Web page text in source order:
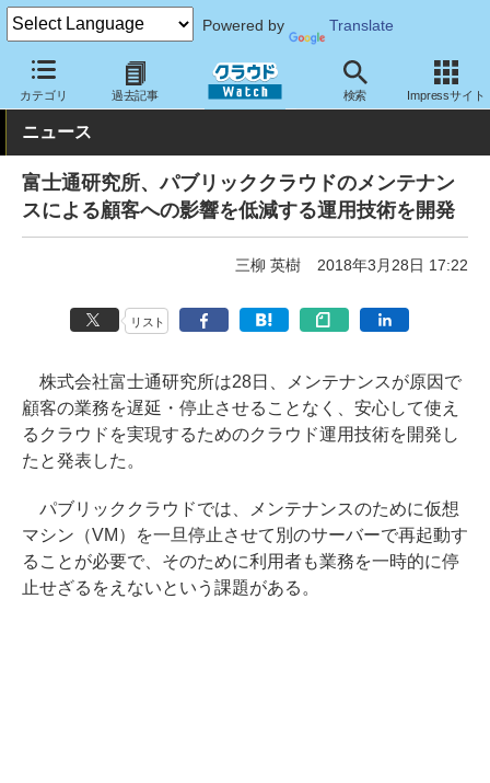
Powered by Translate
カテゴリ 過去記事 検索 Impressサイト
クラウド Watch トピック 研究開発
ニュース
富士通研究所、パブリッククラウドのメンテナン
スによる顧客への影響を低減する運用技術を開発
三柳 英樹 2018年3月28日 17:22
リスト
株式会社富士通研究所は28日、メンテナンスが原因で
顧客の業務を遅延・停止させることなく、安心して使え
るクラウドを実現するためのクラウド運用技術を開発し
たと発表した。
パブリッククラウドでは、メンテナンスのために仮想
マシン（VM）を一旦停止させて別のサーバーで再起動す
ることが必要で、そのために利用者も業務を一時的に停
止せざるをえないという課題がある。